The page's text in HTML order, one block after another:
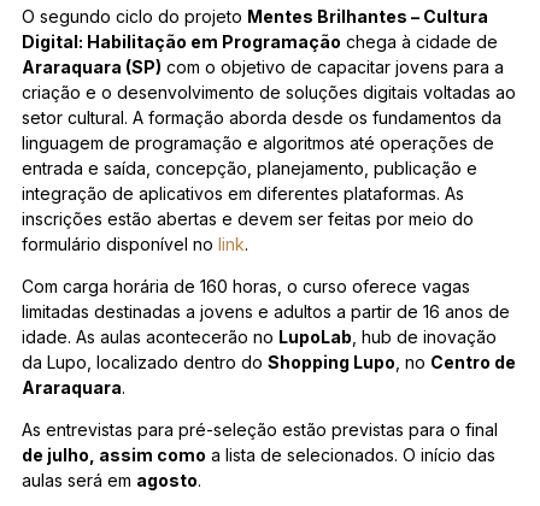
O segundo ciclo do projeto Mentes Brilhantes – Cultura
Digital: Habilitação em Programação chega à cidade de
Araraquara (SP) com o objetivo de capacitar jovens para a
criação e o desenvolvimento de soluções digitais voltadas ao
setor cultural. A formação aborda desde os fundamentos da
linguagem de programação e algoritmos até operações de
entrada e saída, concepção, planejamento, publicação e
integração de aplicativos em diferentes plataformas. As
inscrições estão abertas e devem ser feitas por meio do
formulário disponível no link.
Com carga horária de 160 horas, o curso oferece vagas
limitadas destinadas a jovens e adultos a partir de 16 anos de
idade. As aulas acontecerão no LupoLab , hub de inovação
da Lupo, localizado dentro do Shopping Lupo , no Centro de
Araraquara.
As entrevistas para pré-seleção estão previstas para o final
de julho, assim como a lista de selecionados. O início das
aulas será em agosto.